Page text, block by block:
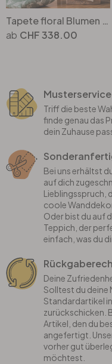
Tapete floral Blumen Schwarz Rot Vintage Blumentapete Wohnzimmer Vliestapete
CHF 338.00
Musterservice
Triff die beste
finde genau das
dein Zuhause
Bei uns erhältst
auf dich
Lieblingsspruch,
coole
Oder bist du auf
Teppich, der
einfach, was du
Deine
Solltest du deine
Standardartikel
zurückschicken.
Artikel, den du
angefertigt.
vorher gut
möchtest.